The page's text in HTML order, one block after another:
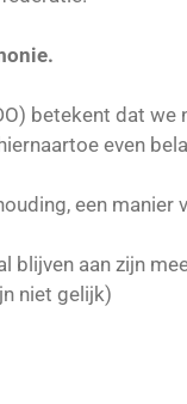
betekent dat
even
een manier
aan zijn
niet gelijk)